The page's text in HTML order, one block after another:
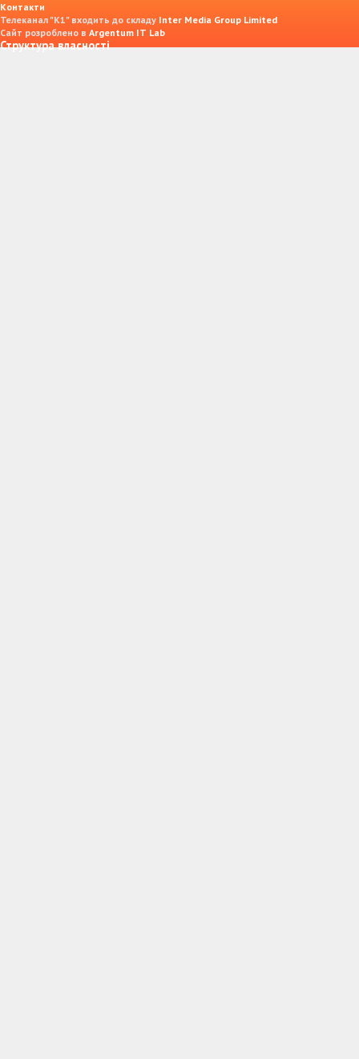
Контакти
Телеканал "К1" входить до складу Inter Media Group Limited
Сайт розроблено в Argentum IT Lab
Структура власності